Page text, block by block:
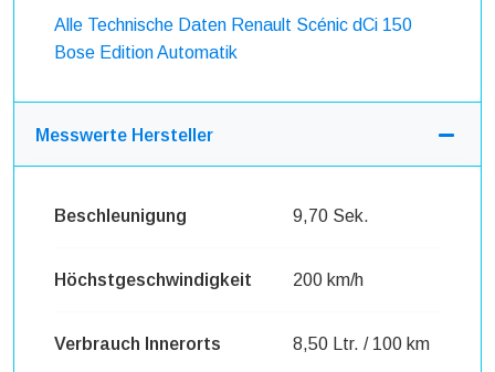
Alle Technische Daten Renault Scénic dCi 150
Bose Edition Automatik
Messwerte Hersteller
Beschleunigung 9,70 Sek.
Höchstgeschwindigkeit 200 km/h
Verbrauch Innerorts 8,50 Ltr. / 100 km